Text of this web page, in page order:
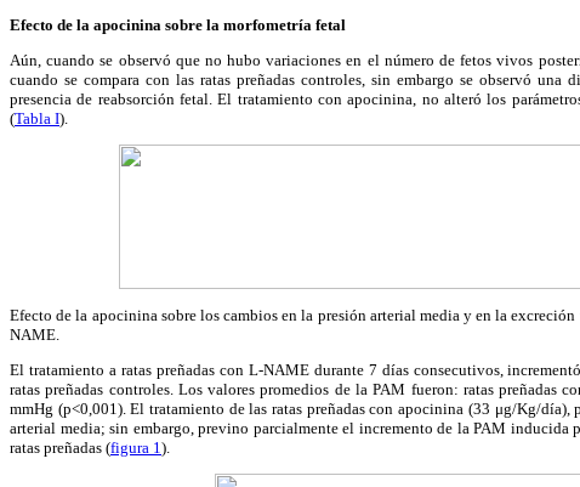
Efecto de la apocinina sobre la morfometría fetal
Aún, cuando se observó que no hubo variaciones en el número de fetos vivos
cuando se compara con las ratas preñadas controles, sin embargo se observó
presencia de reabsorción fetal. El tratamiento con apocinina, no alteró los
(Tabla I).
Efecto de la apocinina sobre los cambios en la presión arterial media y en la
NAME.
El tratamiento a ratas preñadas con L-NAME durante 7 días consecutivos,
ratas preñadas controles. Los valores promedios de la PAM fueron: ratas preñadas
mmHg (p<0,001). El tratamiento de las ratas preñadas con apocinina (33 μg/Kg/
arterial media; sin embargo, previno parcialmente el incremento de la PAM
ratas preñadas (figura 1 ).